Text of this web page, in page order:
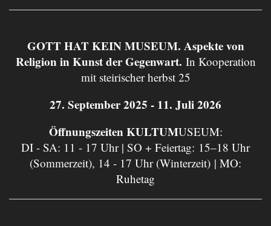
GOTT HAT KEIN MUSEUM. Aspekte von
Religion in Kunst der Gegenwart. In Kooperation
mit steirischer herbst 25
27. September 2025 - 11. Juli 2026
Öffnungszeiten KULTUMUSEUM:
DI - SA: 11 - 17 Uhr | SO + Feiertag: 15–18 Uhr
(Sommerzeit), 14 - 17 Uhr (Winterzeit) | MO:
Ruhetag